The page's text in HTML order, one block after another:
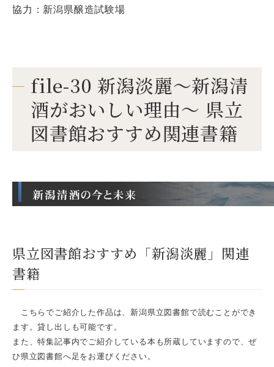
協力：新潟県醸造試験場
file-30 新潟淡麗～新潟清
酒がおいしい理由～ 県立
図書館おすすめ関連書籍
県立図書館おすすめ「新潟淡麗」関連
書籍
こちらでご紹介した作品は、新潟県立図書館で読むことができ
ます。貸し出しも可能です。
また、特集記事内でご紹介している本も所蔵していますので、ぜ
ひ県立図書館へ足をお運びください。